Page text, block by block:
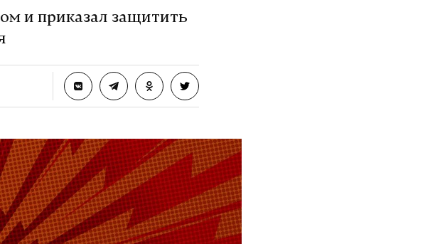
и приказал защитить